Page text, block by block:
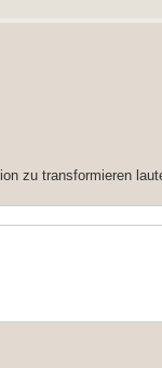
zu transformieren